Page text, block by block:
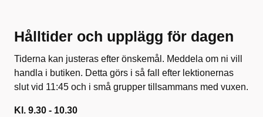
Hålltider och upplägg för dagen
Tiderna kan justeras efter önskemål. Meddela om ni vill
handla i butiken. Detta görs i så fall efter lektionernas
slut vid 11:45 och i små grupper tillsammans med vuxen.
Kl. 9.30 - 10.30